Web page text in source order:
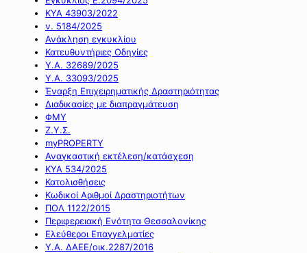
ΚΥΑ 43903/2022
ν. 5184/2025
Ανάκληση εγκυκλίου
Κατευθυντήριες Οδηγίες
Υ.Α. 32689/2025
Υ.Α. 33093/2025
Έναρξη Επιχειρηματικής Δραστηριότητας
Διαδικασίες με διαπραγμάτευση
ΦΜΥ
Ζ.Υ.Σ.
myPROPERTY
Αναγκαστική εκτέλεση/κατάσχεση
ΚΥΑ 534/2025
Κατολισθήσεις
Κωδικοί Αριθμοί Δραστηριοτήτων
ΠΟΛ 1122/2015
Περιφερειακή Ενότητα Θεσσαλονίκης
Ελεύθεροι Επαγγελματίες
Υ.Α. ΔΑΕΕ/οικ.2287/2016